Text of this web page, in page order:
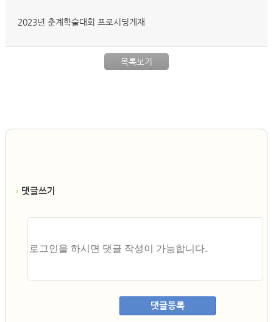
2023년 춘계학술대회 프로시딩게재
목록보기
댓글쓰기
댓글등록